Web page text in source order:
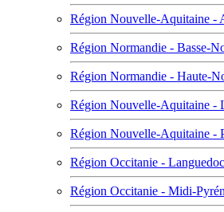
Région Nouvelle-Aquitaine -
Région Normandie - Basse-
Région Normandie - Haute-
Région Nouvelle-Aquitaine -
Région Nouvelle-Aquitaine -
Région Occitanie -
Région Occitanie - Midi-